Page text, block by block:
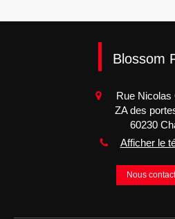
Blossom
Rue Nicolas
ZA des
60230
Afficher le
Nous